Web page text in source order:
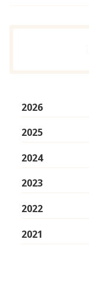
2026
2025
2024
2023
2022
2021